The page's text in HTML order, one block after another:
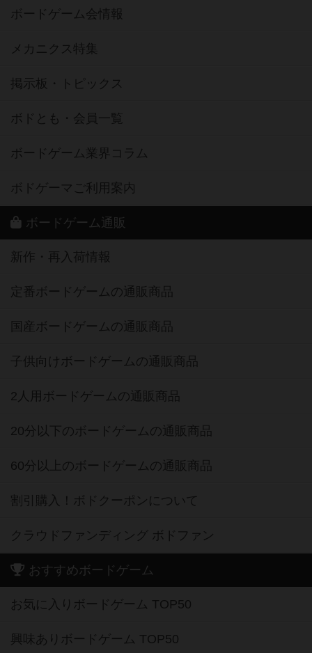
ボードゲーム会情報
メカニクス特集
掲示板・トピックス
ボドとも・会員一覧
ボードゲーム業界コラム
ボドゲーマご利用案内
ボードゲーム通販
新作・再入荷情報
定番ボードゲームの通販商品
国産ボードゲームの通販商品
子供向けボードゲームの通販商品
2人用ボードゲームの通販商品
20分以下のボードゲームの通販商品
60分以上のボードゲームの通販商品
割引購入！ボドクーポンについて
クラウドファンディング ボドファン
おすすめボードゲーム
お気に入りボードゲーム TOP50
興味ありボードゲーム TOP50